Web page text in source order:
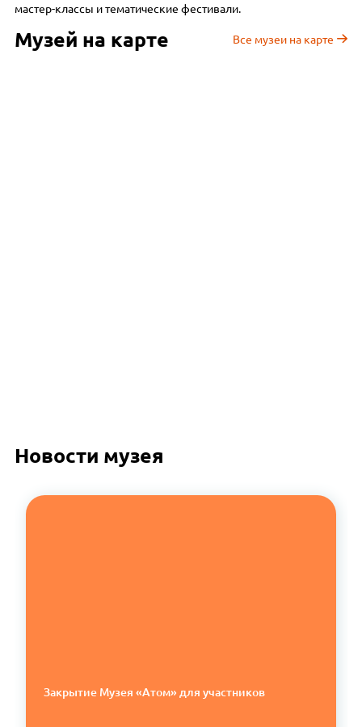
мастер-классы и тематические фестивали.
Музей на карте Все музеи на карте
Новости музея
Закрытие Музея «Атом» для участников